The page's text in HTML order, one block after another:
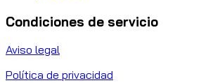
Condiciones de servicio
Aviso legal
Política de privacidad